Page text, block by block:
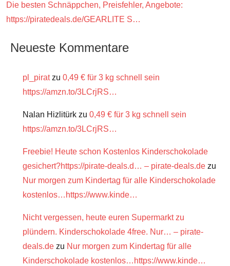
Die besten Schnäppchen, Preisfehler, Angebote:
https://piratedeals.de/GEARLITE S…
Neueste Kommentare
pl_piratzu 0,49 € für 3 kg schnell sein
https://amzn.to/3LCrjRS…
Nalan Hizlitürk zu 0,49 € für 3 kg schnell sein
https://amzn.to/3LCrjRS…
Freebie! Heute schon Kostenlos Kinderschokolade
gesichert?https://pirate-deals.d… – pirate-deals.de zu
Nur morgen zum Kindertag für alle Kinderschokolade
kostenlos…https://www.kinde…
Nicht vergessen, heute euren Supermarkt zu
plündern. Kinderschokolade 4free. Nur… – pirate-
deals.de zu Nur morgen zum Kindertag für alle
Kinderschokolade kostenlos…https://www.kinde…